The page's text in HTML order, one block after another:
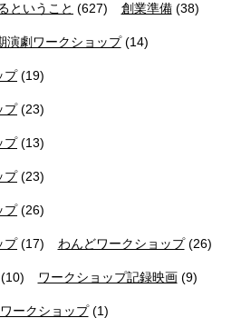
ということ (627) 創業準備(38)
演劇ワークショップ(14)
プ(19)
プ(23)
プ(13)
プ(23)
プ(26)
プ(17) わんどワークショップ(26)
ワークショップ記録映画(9)
ークショップ(1)